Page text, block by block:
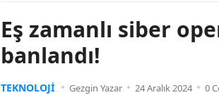
Eş zamanlı siber
banlandı!
TEKNOLOJI Gezgin Yazar 24 Aralık 2024 0